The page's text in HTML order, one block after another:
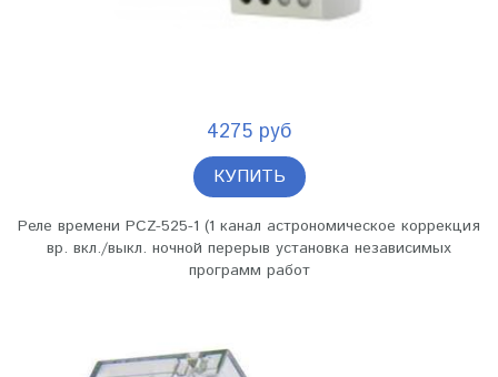
4275 руб
КУПИТЬ
Реле времени PCZ-525-1 (1 канал астрономическое коррекция
вр. вкл./выкл. ночной перерыв установка независимых
программ работ